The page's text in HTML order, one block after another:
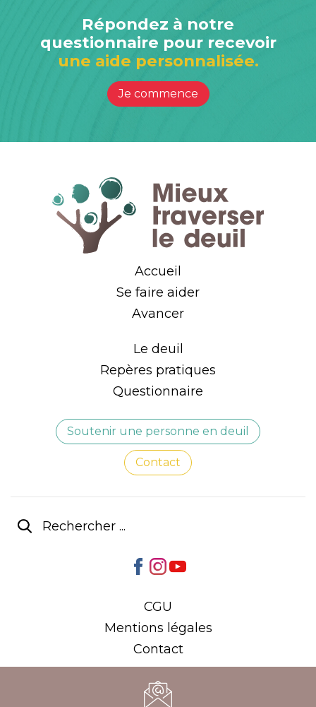
Répondez à notre
questionnaire pour recevoir
une aide personnalisée.
Je commence
Accueil
Se faire aider
Avancer
Le deuil
Repères pratiques
Questionnaire
Soutenir une personne en deuil
Contact
CGU
Mentions légales
Contact